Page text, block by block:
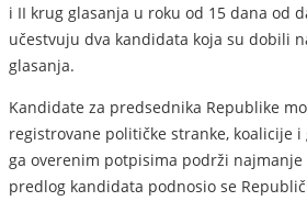
i II krug glasanja u roku od 15 dana od
učestvuju dva kandidata koja su dobili
glasanja.
Kandidate za predsednika Republike
registrovane političke stranke, koalicije
ga overenim potpisima podrži najmanje
predlog kandidata podnosio se